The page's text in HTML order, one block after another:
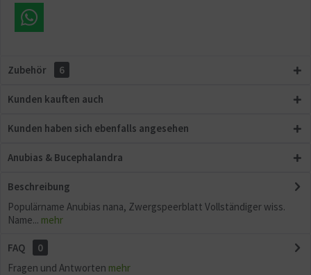
Zubehör 6
Kunden kauften auch
Kunden haben sich ebenfalls angesehen
Anubias & Bucephalandra
Beschreibung
Populärname Anubias nana, Zwergspeerblatt Vollständiger wiss.
Name... mehr
FAQ
0
Fragen und Antworten mehr